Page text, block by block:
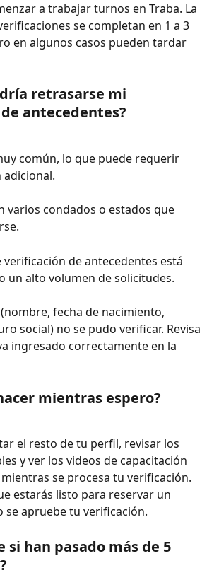
a trabajar turnos en Traba. La
se completan en 1 a 3
en algunos casos pueden tardar
retrasarse mi
antecedentes?
común, lo que puede requerir
adicional.
varios condados o estados que
verificación de antecedentes está
un alto volumen de solicitudes.
fecha de nacimiento,
social) no se pudo verificar. Revisa
ingresado correctamente en la
mientras espero?
el resto de tu perfil, revisar los
y ver los videos de capacitación
se procesa tu verificación.
estarás listo para reservar un
se apruebe tu verificación.
si han pasado más de 5